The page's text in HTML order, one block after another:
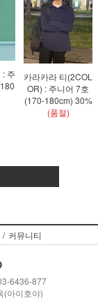
: 주
카라카라 티(2COL
OR) : 주니어 7호
(170-180cm) 30%
(품절)
/ 커뮤니티
6436-877
(아이호야)